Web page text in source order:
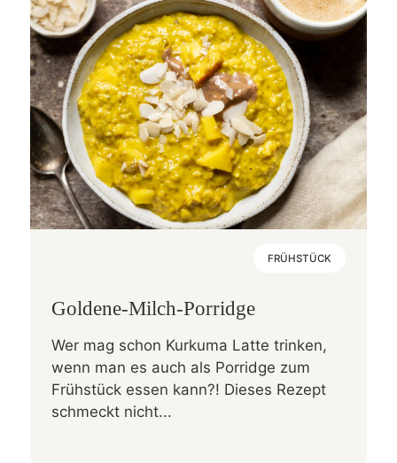
FRÜHSTÜCK
Goldene-Milch-Porridge
Wer mag schon Kurkuma Latte trinken,
wenn man es auch als Porridge zum
Frühstück essen kann?! Dieses Rezept
schmeckt nicht...